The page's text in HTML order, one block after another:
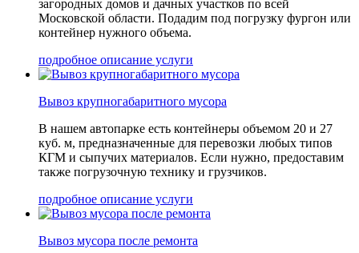
загородных домов и дачных участков по всей
Московской области. Подадим под погрузку фургон или
контейнер нужного объема.
подробное описание услуги
Вывоз крупногабаритного мусора
В нашем автопарке есть контейнеры объемом 20 и 27
куб. м, предназначенные для перевозки любых типов
КГМ и сыпучих материалов. Если нужно, предоставим
также погрузочную технику и грузчиков.
подробное описание услуги
Вывоз мусора после ремонта